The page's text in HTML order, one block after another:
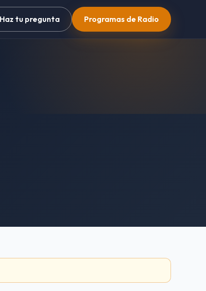
Haz tu pregunta Programas de Radio